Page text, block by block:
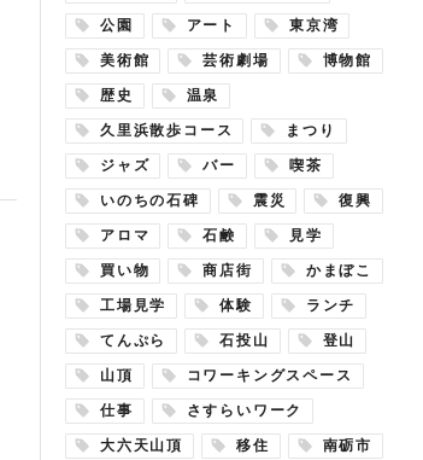
公園 アート 東京湾
美術館 芸術劇場 博物館
歴史 温泉
久里浜散歩コース まつり
ジャズ バー 喫茶
いのちの石碑 震災 復興
アロマ 石鹸 見学
買い物 商店街 かまぼこ
工場見学 体験 ランチ
てんぷら 石投山 登山
山頂 コワーキングスペース
仕事 さすらいワーク
大六天山頂 移住 南砺市